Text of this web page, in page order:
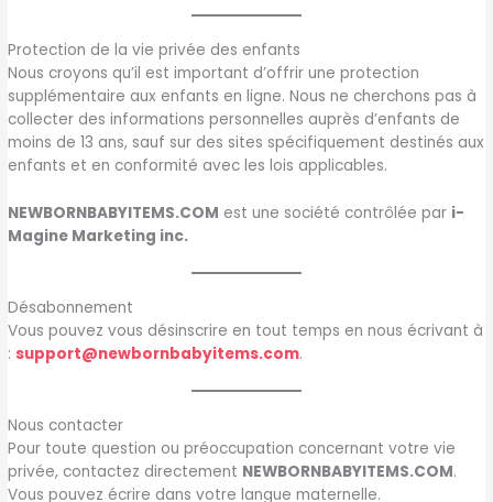
Protection de la vie privée des enfants
Nous croyons qu’il est important d’offrir une protection
supplémentaire aux enfants en ligne. Nous ne cherchons pas à
collecter des informations personnelles auprès d’enfants de
moins de 13 ans, sauf sur des sites spécifiquement destinés aux
enfants et en conformité avec les lois applicables.
NEWBORNBABYITEMS.COM est une société contrôlée par i-
Magine Marketing inc.
Désabonnement
Vous pouvez vous désinscrire en tout temps en nous écrivant à
:support@newbornbabyitems.com.
Nous contacter
Pour toute question ou préoccupation concernant votre vie
privée, contactez directement NEWBORNBABYITEMS.COM.
Vous pouvez écrire dans votre langue maternelle.